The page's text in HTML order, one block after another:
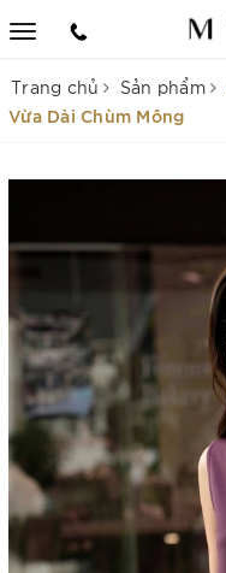
Trang chủ Sản phẩm
Vừa Dài Chùm Mông